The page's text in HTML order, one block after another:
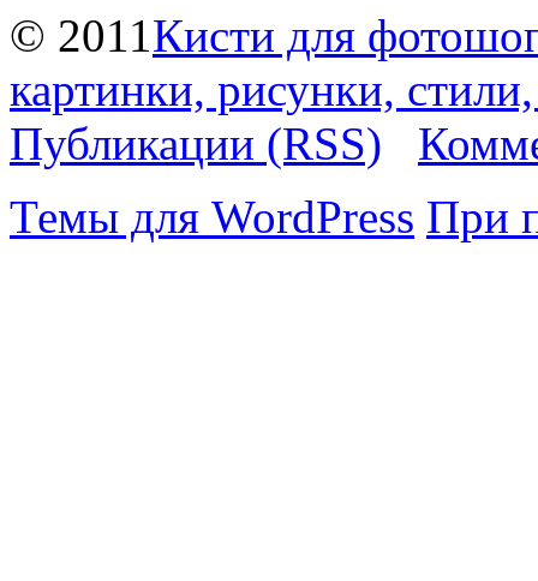
© 2011Кисти для
картинки, рисунки,
Публикации (RSS)
Темы для WordPress При